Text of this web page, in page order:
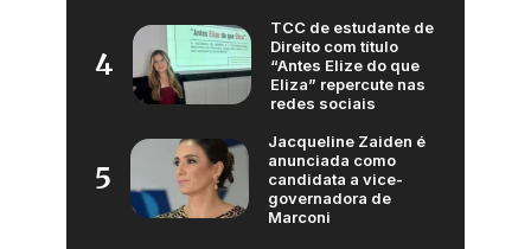
4
TCC de estudante de
Direito com título
“Antes Elize do que
Eliza” repercute nas
redes sociais
5
Jacqueline Zaiden é
anunciada como
candidata a vice-
governadora de
Marconi